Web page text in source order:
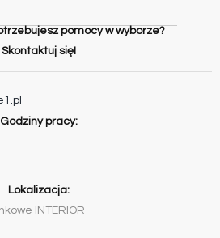
pomocy w wyborze?
Skontaktuj się!
Godziny pracy:
Lokalizacja:
INTERIOR